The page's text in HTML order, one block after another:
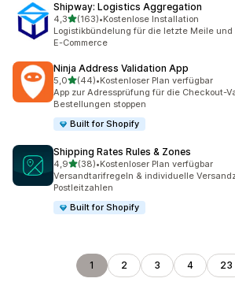
Shipway: Logistics Aggregation
4,3von 5 Sternen
(163)
163 Rezensionen insgesamt
•Kostenlose Installation
Logistikbündelung für die letzte Meile
E-Commerce
Ninja Address Validation App
5,0von 5 Sternen
(44)
44 Rezensionen insgesamt
•Kostenloser Plan verfügbar
App zur Adressprüfung für die Checkout-
Bestellungen stoppen
Built for Shopify
Shipping Rates Rules & Zones
4,9von 5 Sternen
(38)
38 Rezensionen insgesamt
•Kostenloser Plan verfügbar
Versandtarifregeln & individuelle
Postleitzahlen
Built for Shopify
1 2 3 4 23